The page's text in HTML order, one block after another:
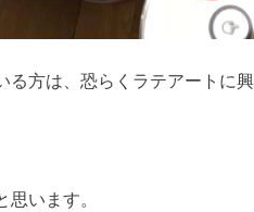
方は、恐らくラテアートに興
います。